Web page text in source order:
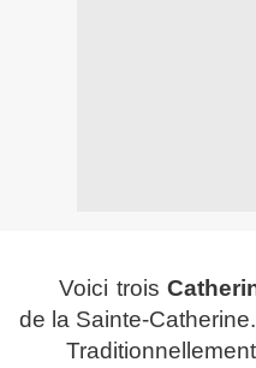
Voici trois
de la Sainte-Catherine.